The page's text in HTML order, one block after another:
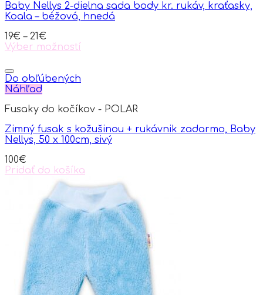
Baby Nellys 2-dielna sada body kr. rukáv, kraťasky,
Koala – béžová, hnedá
19€ – 21€
Výber možností
product
has
multiple
The
may
be
on
the
Do obľúbených
Náhľad
Fusaky do kočíkov - POLAR
Zimný fusak s kožušinou + rukávnik zadarmo, Baby
Nellys, 50 x 100cm, sivý
100€
Pridať do košíka